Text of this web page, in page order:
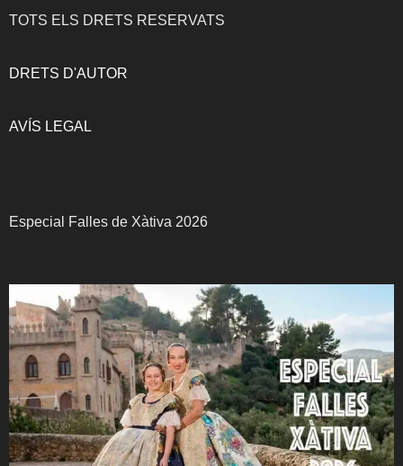
TOTS ELS DRETS RESERVATS
DRETS D'AUTOR
AVÍS LEGAL
Especial Falles de Xàtiva 2026